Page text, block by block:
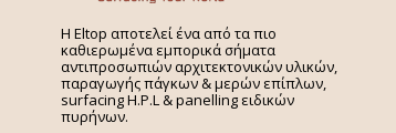
H Eltop αποτελεί ένα από τα πιο
καθιερωμένα εμπορικά σήματα
αντιπροσωπιών αρχιτεκτονικών υλικών,
παραγωγής πάγκων & μερών επίπλων,
surfacing H.P.L & panelling ειδικών
πυρήνων.